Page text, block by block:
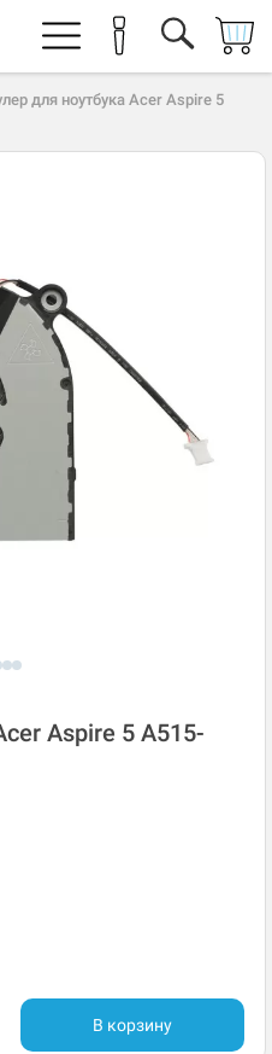
для ноутбука Acer Aspire 5
Aspire 5 A515-
В корзину